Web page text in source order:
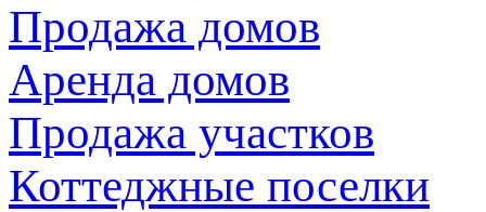
Продажа домов
Аренда домов
Продажа участков
Коттеджные поселки